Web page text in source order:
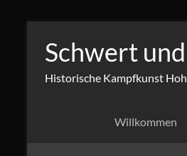
Inhalt
springen
Schwert
Historische Kampfkunst
Willkommen